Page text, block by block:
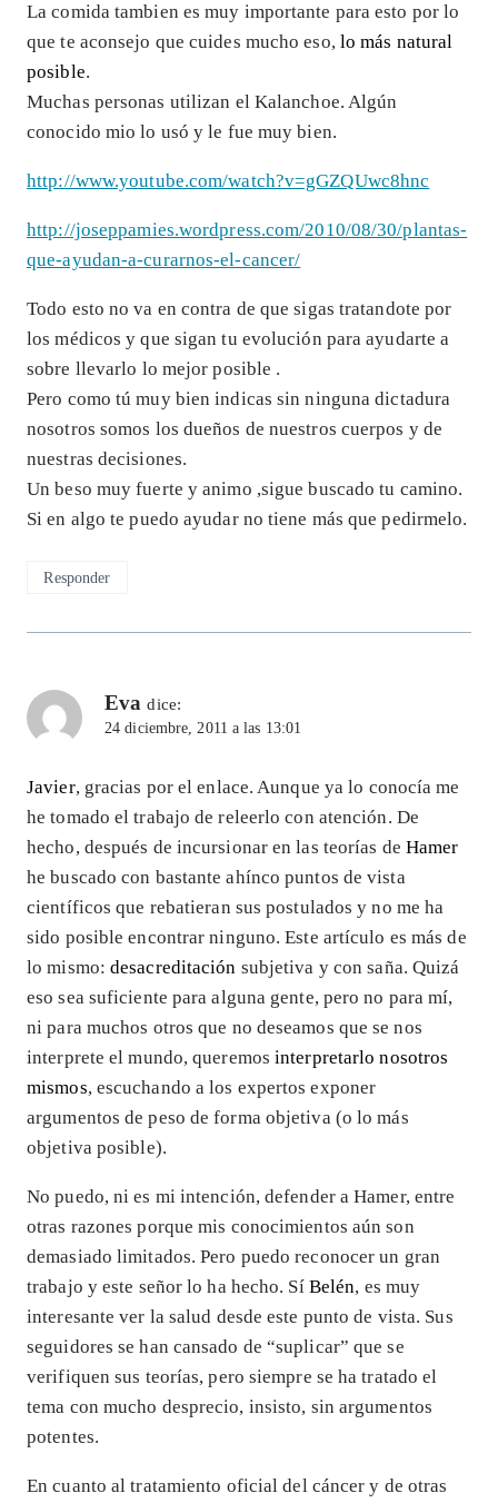
La comida tambien es muy importante para esto por lo
que te aconsejo que cuides mucho eso, lo más natural
posible.
Muchas personas utilizan el Kalanchoe. Algún
conocido mio lo usó y le fue muy bien.
http://www.youtube.com/watch?v=gGZQUwc8hnc
http://joseppamies.wordpress.com/2010/08/30/plantas-
que-ayudan-a-curarnos-el-cancer/
Todo esto no va en contra de que sigas tratandote por
los médicos y que sigan tu evolución para ayudarte a
sobre llevarlo lo mejor posible .
Pero como tú muy bien indicas sin ninguna dictadura
nosotros somos los dueños de nuestros cuerpos y de
nuestras decisiones.
Un beso muy fuerte y animo ,sigue buscado tu camino.
Si en algo te puedo ayudar no tiene más que pedirmelo.
Responder
Eva dice:
24 diciembre, 2011 a las 13:01
Javier, gracias por el enlace. Aunque ya lo conocía me
he tomado el trabajo de releerlo con atención. De
hecho, después de incursionar en las teorías de Hamer
he buscado con bastante ahínco puntos de vista
científicos que rebatieran sus postulados y no me ha
sido posible encontrar ninguno. Este artículo es más de
lo mismo:desacreditación subjetiva y con saña. Quizá
eso sea suficiente para alguna gente, pero no para mí,
ni para muchos otros que no deseamos que se nos
interprete el mundo, queremosinterpretarlo nosotros
mismos, escuchando a los expertos exponer
argumentos de peso de forma objetiva (o lo más
objetiva posible).
No puedo, ni es mi intención, defender a Hamer, entre
otras razones porque mis conocimientos aún son
demasiado limitados. Pero puedo reconocer un gran
trabajo y este señor lo ha hecho. Sí Belén, es muy
interesante ver la salud desde este punto de vista. Sus
seguidores se han cansado de “suplicar” que se
verifiquen sus teorías, pero siempre se ha tratado el
tema con mucho desprecio, insisto, sin argumentos
potentes.
En cuanto al tratamiento oficial del cáncer y de otras